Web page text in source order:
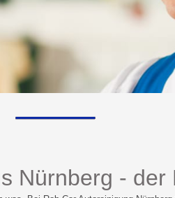
Nürnberg - der